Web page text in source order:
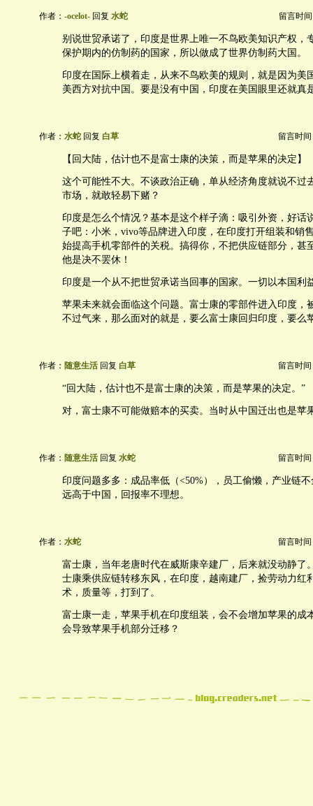
作者： -ocelot- 回复 水蛇 留言时间
别说世贸承诺了，印度是世界上唯一不鸟欧美知识产权，
保护期内的仿制药的国家，所以做成了世界仿制药大国。
印度在国际上横着走，从来不鸟欧美的规则，就是因为美
美西方对抗中国。要是没有中国，印度在美国眼里还就真
作者： 水蛇 回复 白草 留言时间
【回大陆，估计也不是富士康的决策，而是苹果的决定】
这个可能性不大。不谈政治正确，单从经济角度就说不过
市场，就敢轻易下赌？
印度是怎么个情况？基本是这个样子滴：吸引外资，好话
子吧：小米，vivo等品牌进入印度，在印度打开组装和销
始提高手机零部件的关税。搞得你，不把供应链部分，甚
他是决不罢休！
印度是一个从不把世贸承诺当回事的国家。一切以本国利
苹果未来就会面临这个问题。富士康的零部件进入印度，
不过气来，那么面对的就是，要么富士康回归印度，要么
作者： 随意生活 回复 白草 留言时间
“回大陆，估计也不是富士康的决策，而是苹果的决定。”
对，富士康不可能做赔本的买卖。当时从中国迁出也是苹
作者： 随意生活 回复 水蛇 留言时间
印度问题多多：成品率低（<50%），员工偷懒，产业链
远高于中国，回报率不理想。
作者： 水蛇 留言时间
富士康，当年老唐时代在威斯康辛建厂，后来就没动静了
士康乘供应链转移东风，在印度，越南建厂，捡劳动力红
术，质量等，打到了。
富士康一走，苹果手机在印度组装，会不会增加苹果的成
会导致苹果手机部分迁移？